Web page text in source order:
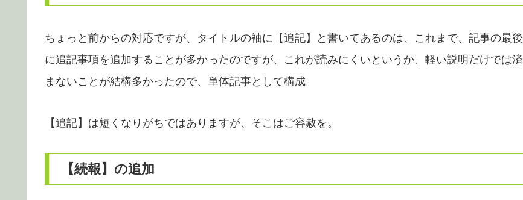
ちょっと前からの対応ですが、タイトルの袖に【追記】と書いてあるのは、これまで、記事の最後
に追記事項を追加することが多かったのですが、これが読みにくいというか、軽い説明だけでは済
まないことが結構多かったので、単体記事として構成。
【追記】は短くなりがちではありますが、そこはご容赦を。
【続報】の追加